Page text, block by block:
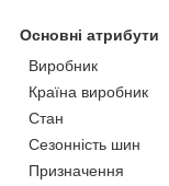
Основні атрибути
Виробник
Країна виробник
Стан
Сезонність шин
Призначення